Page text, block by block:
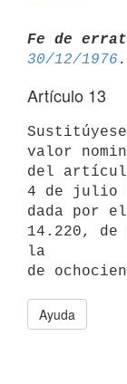
Fe de
30/12/1976
Artículo 13
valor
del
4 de julio
dada por
14.220,
la
Ayuda